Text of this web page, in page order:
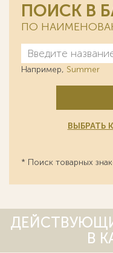
ПОИСК В
ПО
Например, Summer
ВЫБРАТЬ
* Поиск товарных
В